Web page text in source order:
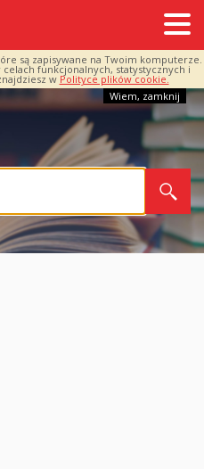
są zapisywane na Twoim komputerze.
funkcjonalnych, statystycznych i
w Polityce plików cookie.
Wiem, zamknij